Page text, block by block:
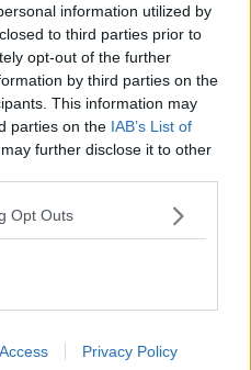
information utilized by
to third parties prior to
opt-out of the further
by third parties on the
This information may
parties on the IAB’s List of
further disclose it to other
Opt Outs
Privacy Policy
alternativet, Ubuntu verkar
standarden iochmed Rust.
Citera
Reg: Maj 2011
Kanske själv ska gå
år stannat vid Ubuntu.
Ubuntu och Mint, och har tid
den senare trevligare?